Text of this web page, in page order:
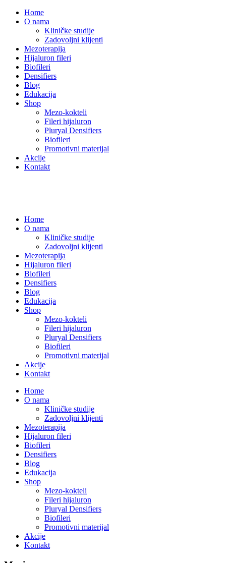
Home
O nama
Kliničke studije
Zadovoljni klijenti
Mezoterapija
Hijaluron fileri
Biofileri
Densifiers
Blog
Edukacija
Shop
Mezo-kokteli
Fileri hijaluron
Pluryal Densifiers
Biofileri
Promotivni materijal
Akcije
Kontakt
Home
O nama
Kliničke studije
Zadovoljni klijenti
Mezoterapija
Hijaluron fileri
Biofileri
Densifiers
Blog
Edukacija
Shop
Mezo-kokteli
Fileri hijaluron
Pluryal Densifiers
Biofileri
Promotivni materijal
Akcije
Kontakt
Home
O nama
Kliničke studije
Zadovoljni klijenti
Mezoterapija
Hijaluron fileri
Biofileri
Densifiers
Blog
Edukacija
Shop
Mezo-kokteli
Fileri hijaluron
Pluryal Densifiers
Biofileri
Promotivni materijal
Akcije
Kontakt